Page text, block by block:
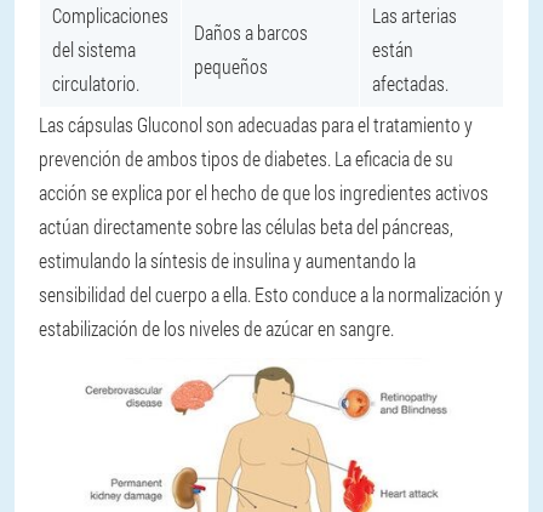
Complicaciones
del sistema
circulatorio.
Daños a barcos
pequeños
Las arterias
están
afectadas.
Las cápsulas Gluconol son adecuadas para el tratamiento y
prevención de ambos tipos de diabetes. La eficacia de su
acción se explica por el hecho de que los ingredientes activos
actúan directamente sobre las células beta del páncreas,
estimulando la síntesis de insulina y aumentando la
sensibilidad del cuerpo a ella. Esto conduce a la normalización y
estabilización de los niveles de azúcar en sangre.